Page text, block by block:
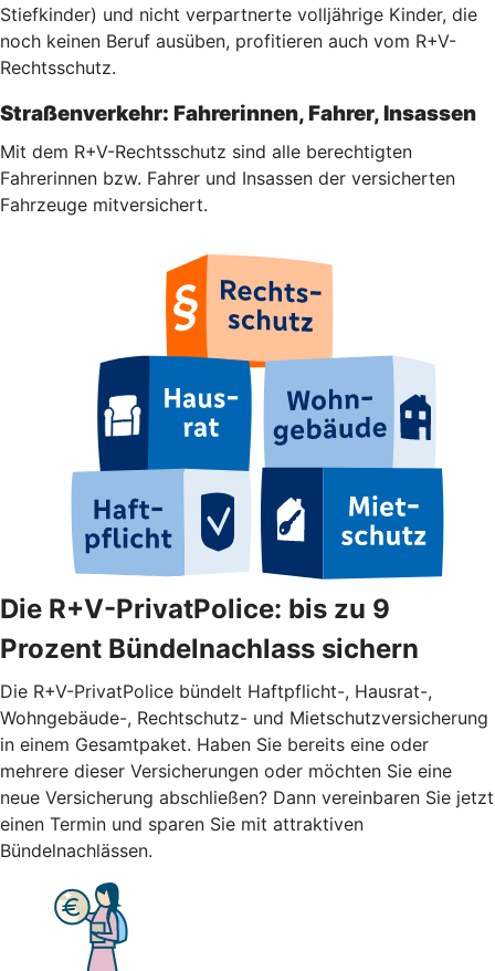
Stiefkinder) und nicht verpartnerte volljährige Kinder, die
noch keinen Beruf ausüben, profitieren auch vom R+V-
Rechtsschutz.
Straßenverkehr: Fahrerinnen, Fahrer, Insassen
Mit dem R+V-Rechtsschutz sind alle berechtigten
Fahrerinnen bzw. Fahrer und Insassen der versicherten
Fahrzeuge mitversichert.
Die R+V-PrivatPolice: bis zu 9
Prozent Bündelnachlass sichern
Die R+V-PrivatPolice bündelt Haftpflicht-, Hausrat-,
Wohngebäude-, Rechtschutz- und Mietschutzversicherung
in einem Gesamtpaket. Haben Sie bereits eine oder
mehrere dieser Versicherungen oder möchten Sie eine
neue Versicherung abschließen? Dann vereinbaren Sie jetzt
einen Termin und sparen Sie mit attraktiven
Bündelnachlässen.